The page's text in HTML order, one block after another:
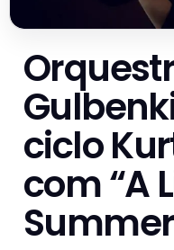
ciclo
com “A